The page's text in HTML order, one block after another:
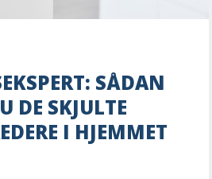
SÅDAN
DE SKJULTE
I HJEMMET